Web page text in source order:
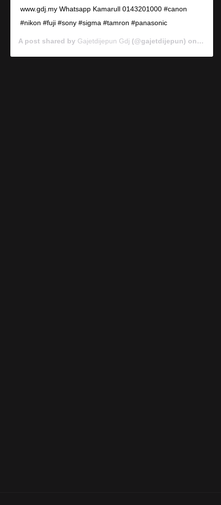
www.gdj.my Whatsapp Kamarull 0143201000 #canon
#nikon #fuji #sony #sigma #tamron #panasonic
A post shared by Gajetdijepun Gdj (@gajetdijepun) on Jan 7,